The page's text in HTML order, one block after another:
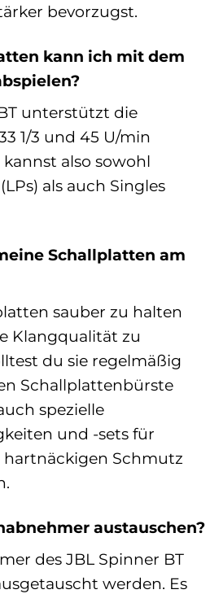
bevorzugst.
kann ich mit dem
unterstützt die
1/3 und 45 U/min
also sowohl
als auch Singles
Schallplatten am
sauber zu halten
Klangqualität zu
du sie regelmäßig
Schallplattenbürste
spezielle
und -sets für
hartnäckigen Schmutz
austauschen?
des JBL Spinner BT
werden. Es